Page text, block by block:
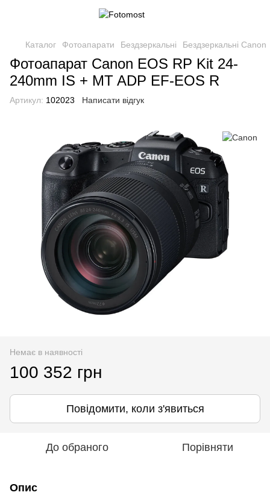
Каталог Фотоапарати Бездзеркальні Бездзеркальні Canon
Фотоапарат Canon EOS RP Kit 24-
240mm IS + MT ADP EF-EOS R
Артикул: 102023 Написати відгук
Немає в наявності
100 352 грн
Повідомити, коли з'явиться
До обраного Порівняти
Опис